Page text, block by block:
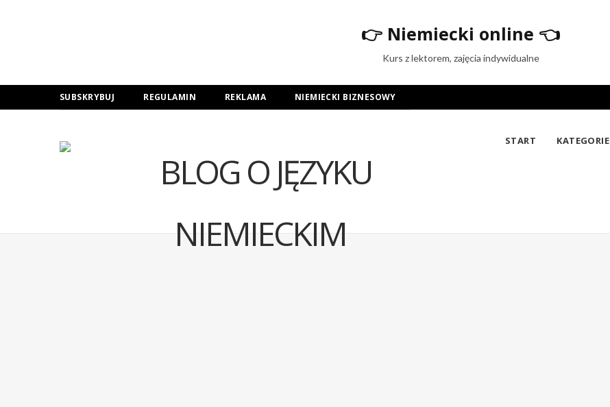
👉 Niemiecki online 👈
Kurs z lektorem, zajęcia indywidualne
SUBSKRYBUJ REGULAMIN REKLAMA NIEMIECKI BIZNESOWY
START KATEGORIE